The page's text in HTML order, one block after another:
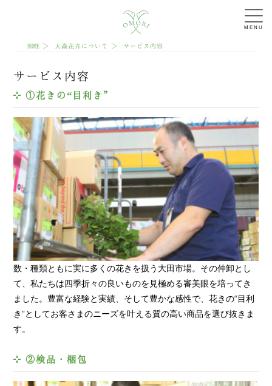
MENU
HOME 大森花卉について サービス内容
サービス内容
①花きの“目利き”
数・種類ともに実に多くの花きを扱う大田市場。その仲卸とし
て、私たちは四季折々の良いものを見極める審美眼を培ってき
ました。豊富な経験と実績、そして豊かな感性で、花きの“目利
き”としてお客さまのニーズを叶える質の高い商品を選び抜きま
す。
②検品・梱包